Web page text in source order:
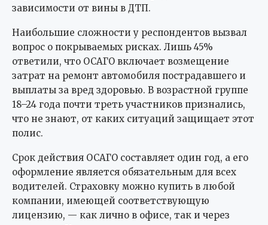
зависимости от вины в ДТП.
Наибольшие сложности у респондентов вызвал
вопрос о покрываемых рисках. Лишь 45%
ответили, что ОСАГО включает возмещение
затрат на ремонт автомобиля пострадавшего и
выплаты за вред здоровью. В возрастной группе
18–24 года почти треть участников признались,
что не знают, от каких ситуаций защищает этот
полис.
Срок действия ОСАГО составляет один год, а его
оформление является обязательным для всех
водителей. Страховку можно купить в любой
компании, имеющей соответствующую
лицензию, — как лично в офисе, так и через